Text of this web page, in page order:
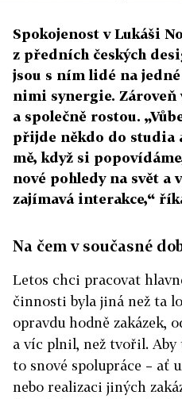
Spokojenost v Lukáši
z předních českých
jsou s ním lidé na
nimi synergie. Zároveň
a společně rostou.
přijde někdo do studia
mě, když si
nové pohledy na svět a
zajímavá interakce,“
Na čem v současné
Letos chci pracovat
činnosti byla jiná než ta
opravdu hodně zakázek,
a víc plnil, než tvořil. Aby
to snové spolupráce – ať
nebo realizaci jiných